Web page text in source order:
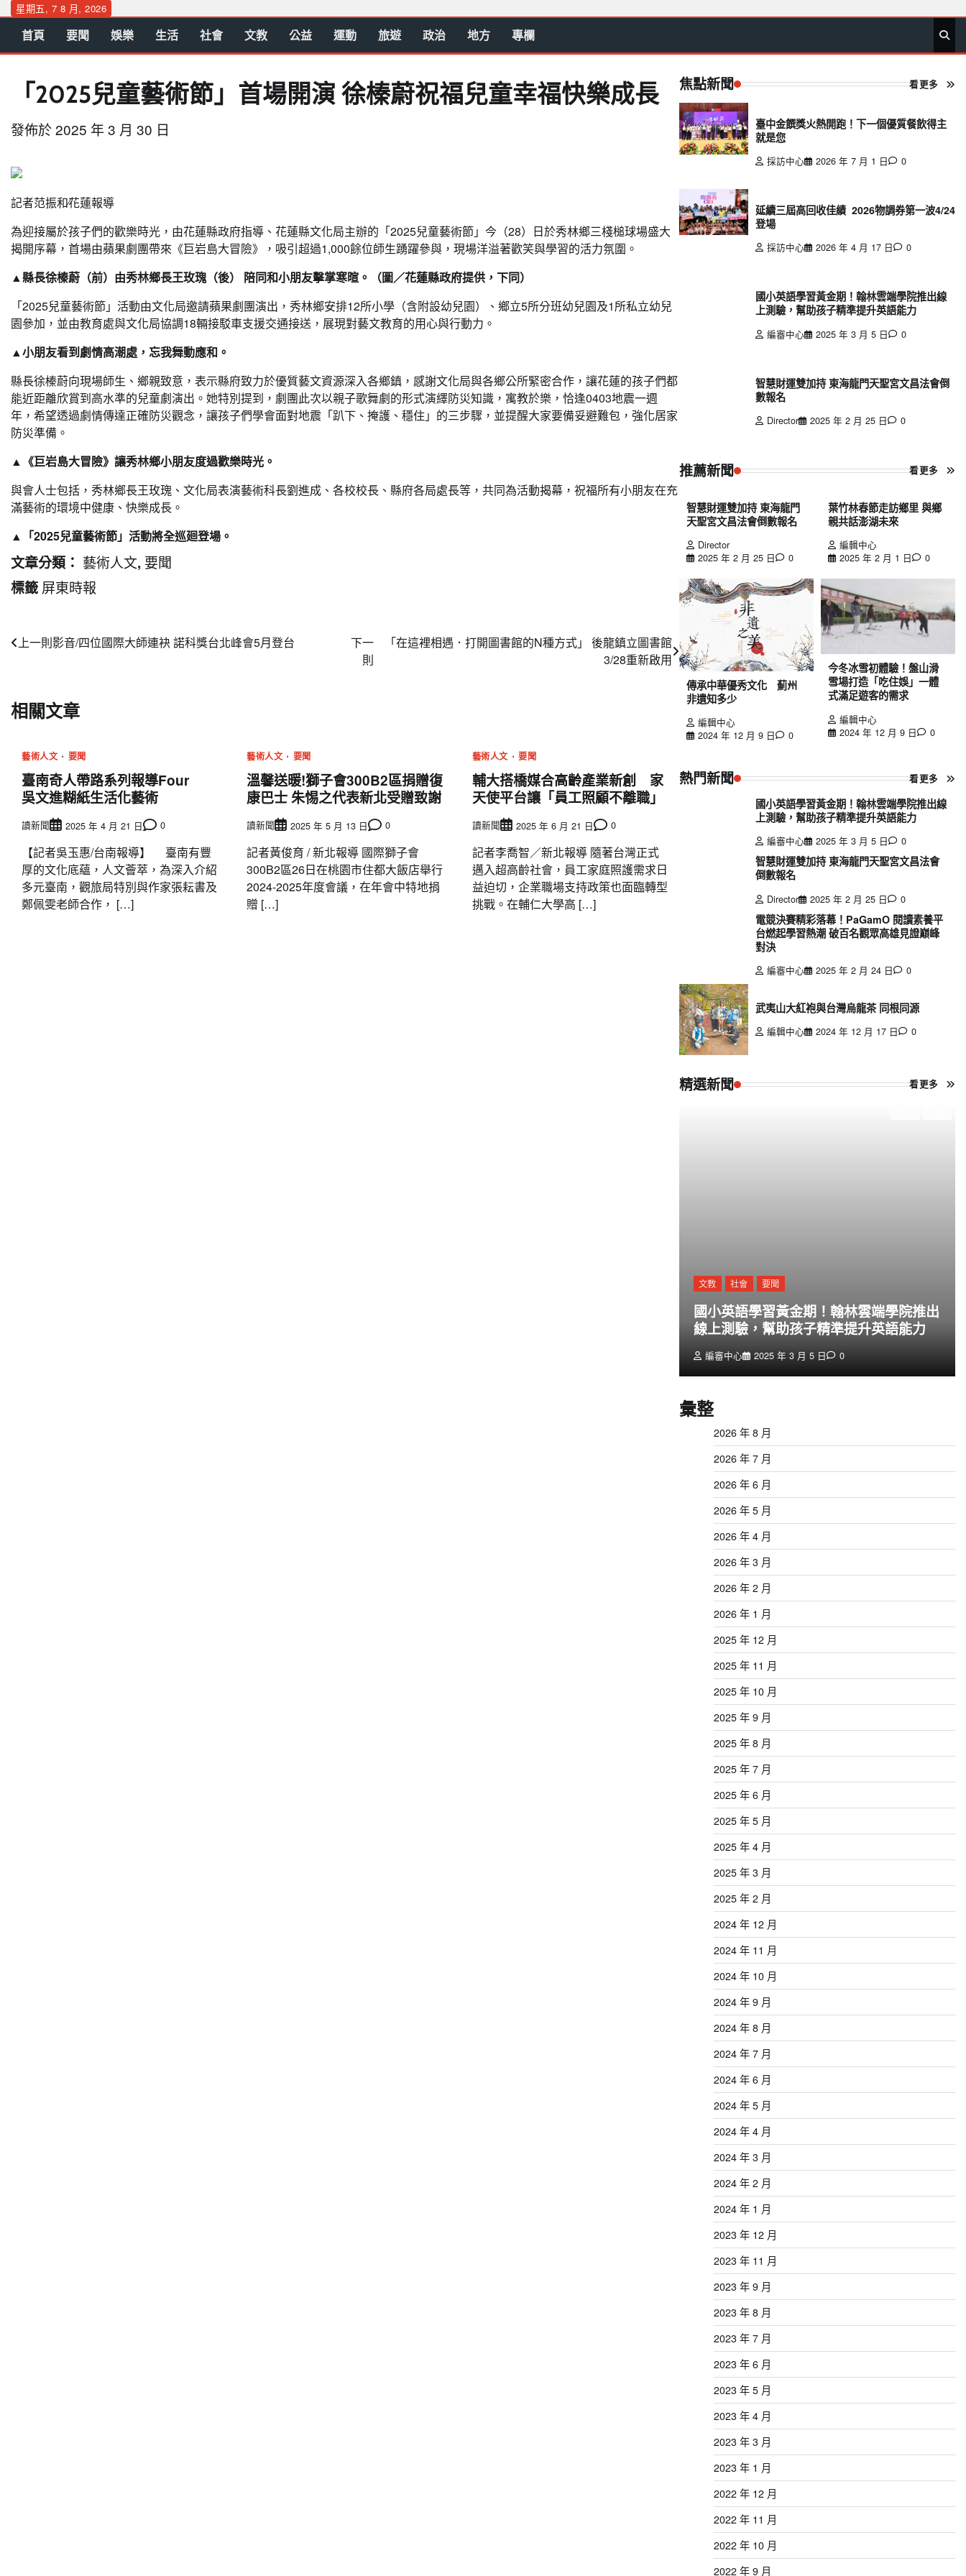
Skip
content
星期五, 7 8 月, 2026
首 要 娛 生 社 文 公 運 旅 政 地
方
專
欄
首頁 要聞 娛樂 生活 社會 文教 公益 運動 旅遊 政治 地方 專欄
「2025兒童藝術節」首場開演 徐榛蔚祝福兒童幸福快樂成長
發佈於2025 年 3 月 30 日
記者范振和∕花蓮報導
為迎接屬於孩子們的歡樂時光，由花蓮縣政府指導、花蓮縣文化局主辦的「2025兒童藝術節」今（28）日於秀林鄉三棧槌球場盛大
揭開序幕，首場由蘋果劇團帶來《巨岩島大冒險》，吸引超過1,000餘位師生踴躍參與，現場洋溢著歡笑與學習的活力氛圍。
▲縣長徐榛蔚（前）由秀林鄉長王玫瑰（後） 陪同和小朋友擊掌寒暄。（圖／花蓮縣政府提供，下同）
「2025兒童藝術節」活動由文化局邀請蘋果劇團演出，秀林鄉安排12所小學（含附設幼兒園）、鄉立5所分班幼兒園及1所私立幼兒
園參加，並由教育處與文化局協調18輛接駁車支援交通接送，展現對藝文教育的用心與行動力。
▲小朋友看到劇情高潮處，忘我舞動應和。
縣長徐榛蔚向現場師生、鄉親致意，表示縣府致力於優質藝文資源深入各鄉鎮，感謝文化局與各鄉公所緊密合作，讓花蓮的孩子們都
能近距離欣賞到高水準的兒童劇演出。她特別提到，劇團此次以親子歌舞劇的形式演繹防災知識，寓教於樂，恰逢0403地震一週
年，希望透過劇情傳達正確防災觀念，讓孩子們學會面對地震「趴下、掩護、穩住」的三步驟，並提醒大家要備妥避難包，強化居家
防災準備。
▲《巨岩島大冒險》讓秀林鄉小朋友度過歡樂時光。
與會人士包括，秀林鄉長王玫瑰、文化局表演藝術科長劉進成、各校校長、縣府各局處長等，共同為活動揭幕，祝福所有小朋友在充
滿藝術的環境中健康、快樂成長。
▲「2025兒童藝術節」活動將全巡廻登場。
文章分類： 藝術人文, 要聞
標籤 屏東時報
文
導
覽
上一則影音/四位國際大師連袂 諾科獎台北峰會5月登台
下一
則
「在這裡相遇．打開圖書館的N種方式」 後龍鎮立圖書館
3/28重新啟用
相關文章
藝術人文 要聞
臺南奇人帶路系列報導Four
吳文進糊紙生活化藝術
讀新聞 2025 年 4 月 21 日 0
【記者吳玉惠/台南報導】 臺南有豐
厚的文化底蘊，人文薈萃，為深入介紹
多元臺南，觀旅局特別與作家張耘書及
鄭佩雯老師合作， […]
藝術人文 要聞
溫馨送暖!獅子會300B2區捐贈復
康巴士 朱惕之代表新北受贈致謝
讀新聞 2025 年 5 月 13 日 0
記者黃俊育 / 新北報導 國際獅子會
300B2區26日在桃園市住都大飯店舉行
2024-2025年度會議，在年會中特地捐
贈 […]
藝術人文 要聞
輔大搭橋媒合高齡產業新創 家
天使平台讓「員工照顧不離職」
讀新聞 2025 年 6 月 21 日 0
記者李喬智／新北報導 隨著台灣正式
邁入超高齡社會，員工家庭照護需求日
益迫切，企業職場支持政策也面臨轉型
挑戰。在輔仁大學高 […]
焦點新聞 看更多
臺中金饌獎火熱開跑！下一個優質餐飲得主
就是您
採訪中心 2026 年 7 月 1 日 0
延續三屆高回收佳績 2026物調券第一波4/24
登場
採訪中心 2026 年 4 月 17 日 0
國小英語學習黃金期！翰林雲端學院推出線
上測驗，幫助孩子精準提升英語能力
編審中心 2025 年 3 月 5 日 0
智慧財運雙加持 東海龍門天聖宮文昌法會倒
數報名
Director 2025 年 2 月 25 日 0
推薦新聞 看更多
智慧財運雙加持 東海龍門
天聖宮文昌法會倒數報名
Director
2025 年 2 月 25 日
0
葉竹林春節走訪鄉里 與鄉
親共話澎湖未來
編輯中心
2025 年 2 月 1 日
0
傳承中華優秀文化 薊州
非遺知多少
編輯中心
2024 年 12 月 9 日
0
今冬冰雪初體驗！盤山滑
雪場打造「吃住娛」一體
式滿足遊客的需求
編輯中心
2024 年 12 月 9 日
0
熱門新聞 看更多
國小英語學習黃金期！翰林雲端學院推出線
上測驗，幫助孩子精準提升英語能力
編審中心 2025 年 3 月 5 日 0
智慧財運雙加持 東海龍門天聖宮文昌法會
倒數報名
Director 2025 年 2 月 25 日 0
電競決賽精彩落幕！PaGamO 閱讀素養平
台燃起學習熱潮 破百名觀眾高雄見證巔峰
對決
編審中心 2025 年 2 月 24 日 0
武夷山大紅袍與台灣烏龍茶 同根同源
編輯中心 2024 年 12 月 17 日 0
精選新聞 看更多
文教 社會 要聞
國小英語學習黃金期！翰林雲端學院推出
線上測驗，幫助孩子精準提升英語能力
編審中心 2025 年 3 月 5 日 0
彙整
2026 年 8 月
2026 年 7 月
2026 年 6 月
2026 年 5 月
2026 年 4 月
2026 年 3 月
2026 年 2 月
2026 年 1 月
2025 年 12 月
2025 年 11 月
2025 年 10 月
2025 年 9 月
2025 年 8 月
2025 年 7 月
2025 年 6 月
2025 年 5 月
2025 年 4 月
2025 年 3 月
2025 年 2 月
2024 年 12 月
2024 年 11 月
2024 年 10 月
2024 年 9 月
2024 年 8 月
2024 年 7 月
2024 年 6 月
2024 年 5 月
2024 年 4 月
2024 年 3 月
2024 年 2 月
2024 年 1 月
2023 年 12 月
2023 年 11 月
2023 年 9 月
2023 年 8 月
2023 年 7 月
2023 年 6 月
2023 年 5 月
2023 年 4 月
2023 年 3 月
2023 年 1 月
2022 年 12 月
2022 年 11 月
2022 年 10 月
2022 年 9 月